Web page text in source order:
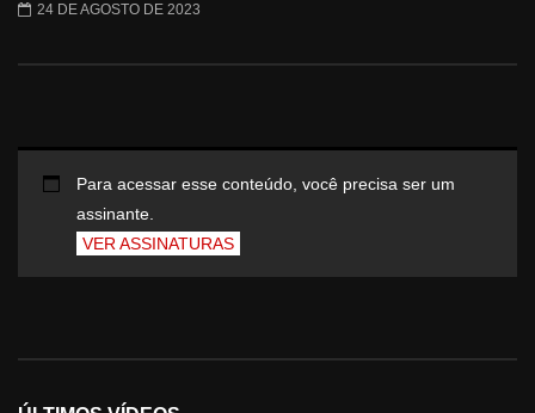
24 DE AGOSTO DE 2023
Para acessar esse conteúdo, você precisa ser um
assinante.
VER ASSINATURAS